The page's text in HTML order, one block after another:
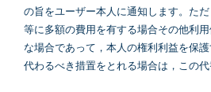
の旨をユーザー本人に通知します。た
等に多額の費用を有する場合その他利
な場合であって，本人の権利利益を保
代わるべき措置をとれる場合は，この代